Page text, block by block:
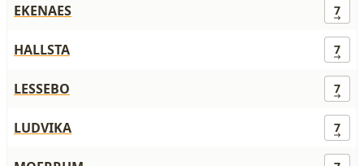
EKENAES 7
HALLSTA 7
LESSEBO 7
LUDVIKA 7